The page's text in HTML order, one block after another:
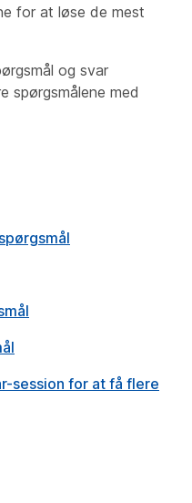
for at løse de mest
og svar
spørgsmålene med
session for at få flere